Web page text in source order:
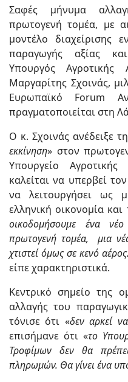
Σαφές μήνυμα
πρωτογενή τομέα, με
μοντέλο διαχείρισης
παραγωγής αξίας
Υπουργός Αγροτικής
Μαργαρίτης Σχοινάς,
Ευρωπαϊκό Forum
πραγματοποιείται στη
Ο κ. Σχοινάς ανέδειξε
εκκίνηση» στον
Υπουργείο
καλείται να υπερβεί
να λειτουργήσει ως
ελληνική οικονομία
οικοδομήσουμε ένα
πρωτογενή τομέα, μια
χτιστεί όμως σε κενό
είπε χαρακτηριστικά.
Κεντρικό σημείο της
αλλαγής του
τόνισε ότι «δεν αρκεί να
επισήμανε ότι «το
Τροφίμων δεν θα
πληρωμών. Θα γίνει ένα